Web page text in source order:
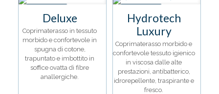
nella
pagina
del
prodotto
essere
scelte
pagina
del
prodotto
Deluxe
Coprimaterasso in tessuto
morbido e confortevole in
spugna di cotone,
trapuntato e imbottito in
soffice ovatta di fibre
anallergiche.
Hydrotech
Luxury
Coprimaterasso morbido e
confortevole tessuto igienico
in viscosa dalle alte
prestazioni, antibatterico,
idrorepellente, traspirante e
fresco.